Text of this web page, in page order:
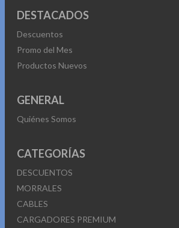
DESTACADOS
Descuentos
Promo del Mes
Productos Nuevos
GENERAL
Quiénes Somos
CATEGORÍAS
DESCUENTOS
MORRALES
CABLES
CARGADORES PREMIUM